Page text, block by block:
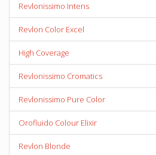
Revlonissimo Intens
Revlon Color Excel
High Coverage
Revlonissimo Cromatics
Revlonissimo Pure Color
Orofluido Colour Elixir
Revlon Blonde